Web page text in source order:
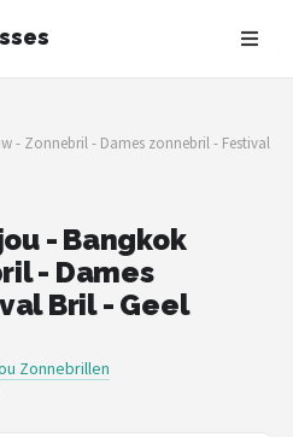
- Zonnebril - Dames zonnebril - Festival
- Bangkok
- Dames
Bril - Geel
Zonnebrillen